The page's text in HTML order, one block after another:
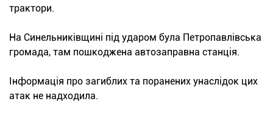
трактори.
На Синельниківщині під ударом була Петропавлівська
громада, там пошкоджена автозаправна станція.
Інформація про загиблих та поранених унаслідок цих
атак не надходила.